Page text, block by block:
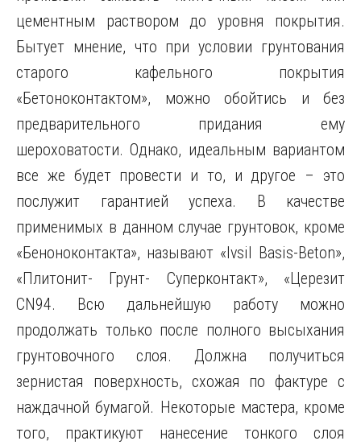
цементным раствором до уровня покрытия.
Бытует мнение, что при условии грунтования
старого кафельного покрытия
«Бетоноконтактом», можно обойтись и без
предварительного придания ему
шероховатости. Однако, идеальным вариантом
все же будет провести и то, и другое – это
послужит гарантией успеха. В качестве
применимых в данном случае грунтовок, кроме
«Беноноконтакта», называют «Ivsil Basis-Beton»,
«Плитонит- Грунт- Суперконтакт», «Церезит
CN94. Всю дальнейшую работу можно
продолжать только после полного высыхания
грунтовочного слоя. Должна получиться
зернистая поверхность, схожая по фактуре с
наждачной бумагой. Некоторые мастера, кроме
того, практикуют нанесение тонкого слоя